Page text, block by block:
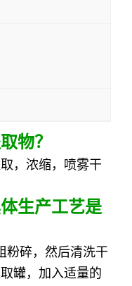
物？
，浓缩，喷雾干
生产工艺是
粉碎，然后清洗干
罐，加入适量的